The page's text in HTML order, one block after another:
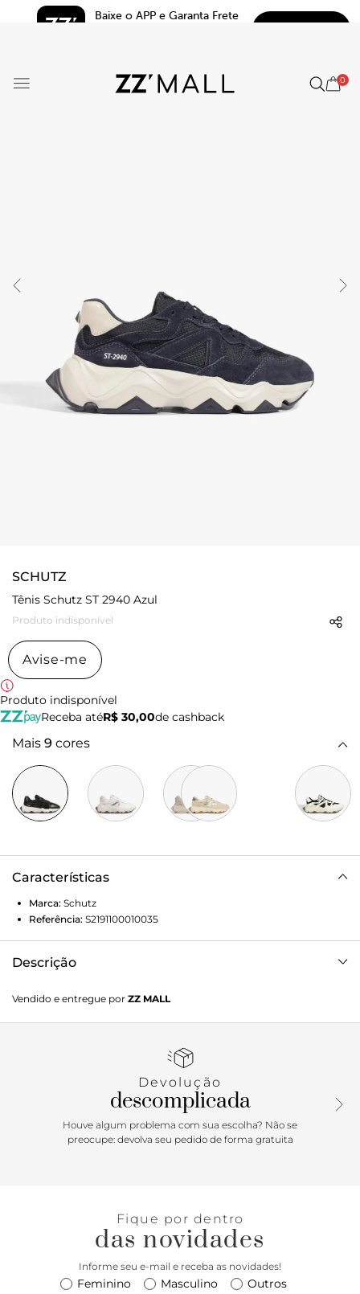
Baixe o APP e Garanta Frete
0
SCHUTZ
Tênis Schutz ST 2940 Azul
Produto indisponível
Avise-me
Produto indisponível
Receba atéR$ 30,00de cashback
Mais 9 cores
Características
Marca: Schutz
Referência: S2191100010035
Descrição
moderno e o solado robusto garantem um visual único e
cheio de personalidade. Combine com um tailleur preto,
Vendido e entregue por ZZ MALL
Devolução
descomplicada
Houve algum problema com sua escolha? Não se
preocupe: devolva seu pedido de forma gratuita
Fique por dentro
das novidades
Informe seu e-mail e receba as novidades!
Feminino Masculino Outros